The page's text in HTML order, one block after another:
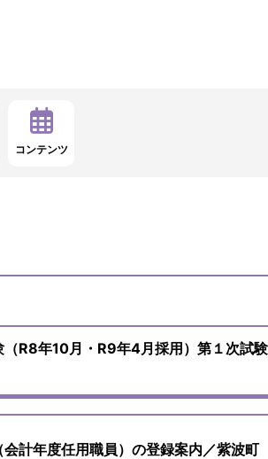
コンテンツ
（R8年10月・R9年4月採用）第１次試験
計年度任用職員）の登録案内／紫波町